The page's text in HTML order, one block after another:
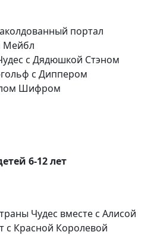
портал
Мейбл
с Дядюшкой Стэном
с Диппером
Шифром
6-12 лет
Чудес вместе с Алисой
с Красной Королевой